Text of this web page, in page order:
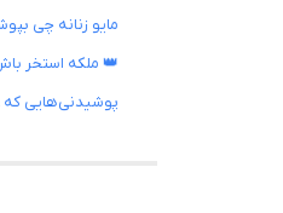
مایو زنانه چی
👑 ملکه استخر
پوشیدنی‌هایی که